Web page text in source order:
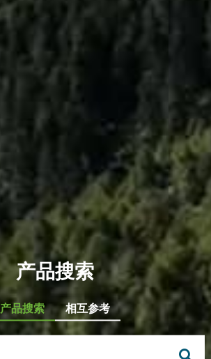
产品搜索
产品搜索 相互参考